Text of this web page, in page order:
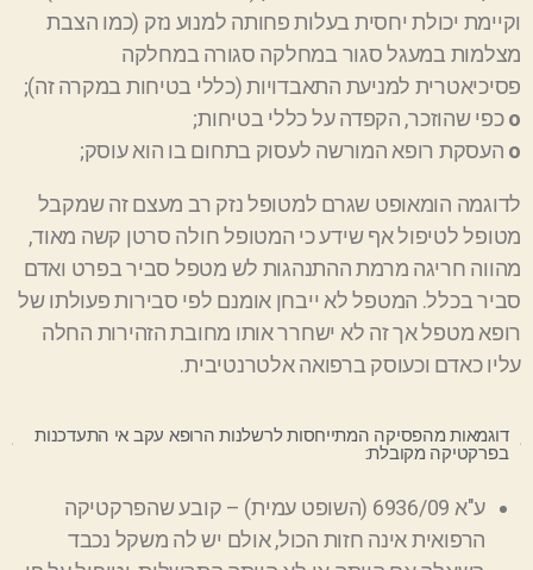
וקיימת יכולת יחסית בעלות פחותה למנוע נזק (כמו הצבת
מצלמות במעגל סגור במחלקה סגורה במחלקה
פסיכיאטרית למניעת התאבדויות (כללי בטיחות במקרה זה);
οכפי שהוזכר, הקפדה על כללי בטיחות;
οהעסקת רופא המורשה לעסוק בתחום בו הוא עוסק;
לדוגמה הומאופט שגרם למטופל נזק רב מעצם זה שמקבל
מטופל לטיפול אף שידע כי המטופל חולה סרטן קשה מאוד,
מהווה חריגה מרמת ההתנהגות לש מטפל סביר בפרט ואדם
סביר בכלל. המטפל לא ייבחן אומנם לפי סבירות פעולתו של
רופא מטפל אך זה לא ישחרר אותו מחובת הזהירות החלה
עליו כאדם וכעוסק ברפואה אלטרנטיבית.
דוגמאות מהפסיקה המתייחסות לרשלנות הרופא עקב אי התעדכנות
בפרקטיקה מקובלת:
ע"א 6936/09 (השופט עמית) –קובע שהפרקטיקה
הרפואית אינה חזות הכול, אולם יש לה משקל נכבד